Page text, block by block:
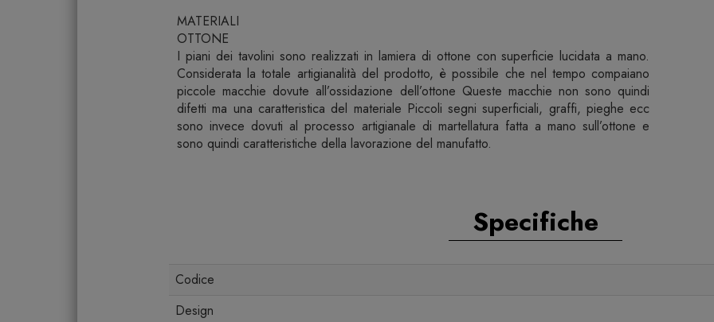
MATERIALI
OTTONE
I piani dei tavolini sono realizzati in lamiera di ottone con superficie lucidata a mano.
Considerata la totale artigianalità del prodotto, è possibile che nel tempo compaiano
piccole macchie dovute all’ossidazione dell’ottone Queste macchie non sono quindi
difetti ma una caratteristica del materiale Piccoli segni superficiali, graffi, pieghe ecc
sono invece dovuti al processo artigianale di martellatura fatta a mano sull’ottone e
sono quindi caratteristiche della lavorazione del manufatto.
Specifiche
Codice
Design